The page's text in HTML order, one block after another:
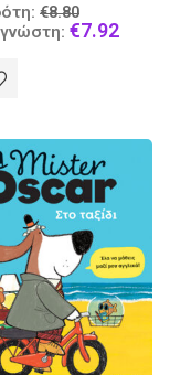
€8.80
price
€7.92